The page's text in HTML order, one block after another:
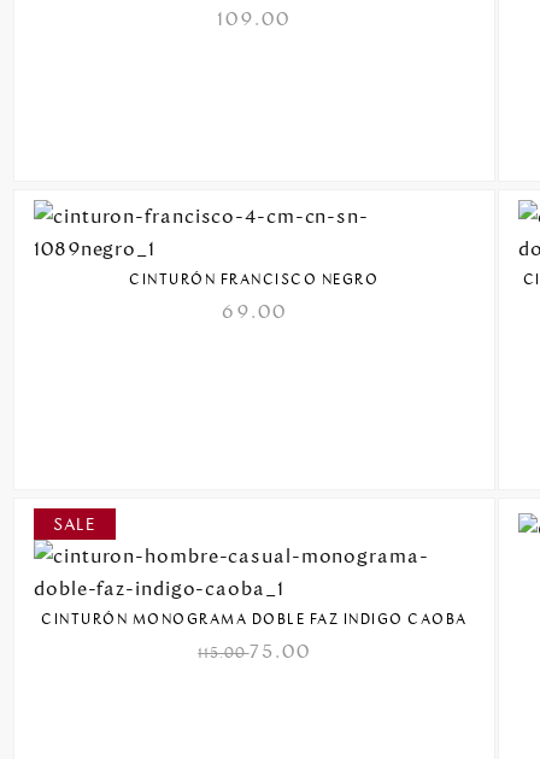
109.00
CINTURÓN FRANCISCO NEGRO
69.00
CINTURÓN MONOGRAMA DOBLE FAZ INDIGO CAOBA
115.0075.00